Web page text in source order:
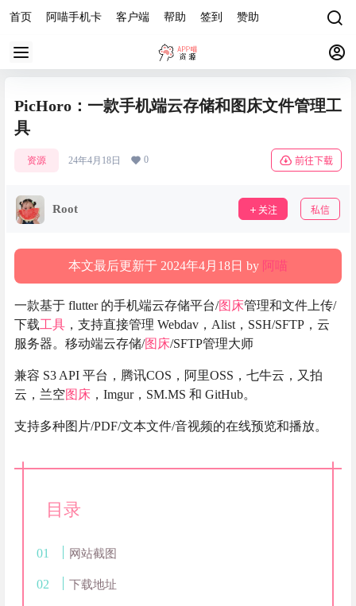
首页 阿喵手机卡 客户端 帮助 签到 赞助
PicHoro：一款手机端云存储和图床文件管理工
具
资源 24年4月18日 0 前往下载
Root 关注 私信
本文最后更新于 2024年4月18日 by 阿喵
一款基于 flutter 的手机端云存储平台/图床管理和文件上传/
下载工具 ，支持直接管理 Webdav，Alist，SSH/SFTP，云
服务器。移动端云存储/图床/SFTP管理大师
兼容 S3 API 平台，腾讯COS，阿里OSS，七牛云，又拍
云，兰空图床 ，Imgur，SM.MS 和 GitHub。
支持多种图片/PDF/文本文件/音视频的在线预览和播放。
目录
网站截图
下载地址